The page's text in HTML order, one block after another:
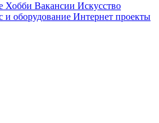
Хобби Вакансии Искусство
и оборудование Интернет проекты